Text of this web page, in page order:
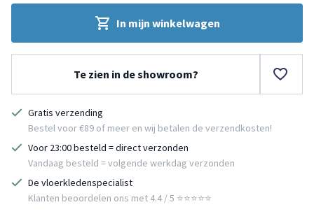
In mijn winkelwagen
Te zien in de showroom?
Gratis verzending
Bestel voor €89 of meer en wij betalen de verzendkosten!
Voor 23:00 besteld = direct verzonden
Vandaag besteld = volgende werkdag verzonden
De vloerkledenspecialist
Klanten beoordelen ons met 4.4 / 5 ⭐⭐⭐⭐⭐